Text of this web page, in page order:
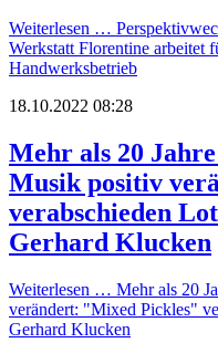
Weiterlesen …
Werkstatt Florentine arbeitet
Handwerksbetrieb
18.10.2022 08:28
Mehr als 20
Musik positiv
verabschieden
Gerhard Klucken
Weiterlesen … Mehr als 20
verändert: "Mixed Pickles"
Gerhard Klucken